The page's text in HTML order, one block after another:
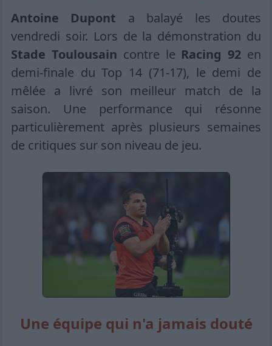
Antoine Dupont a balayé les doutes
vendredi soir. Lors de la démonstration du
Stade Toulousain contre le Racing 92 en
demi-finale du Top 14 (71-17), le demi de
mêlée a livré son meilleur match de la
saison. Une performance qui résonne
particulièrement après plusieurs semaines
de critiques sur son niveau de jeu.
Une équipe qui n'a jamais douté